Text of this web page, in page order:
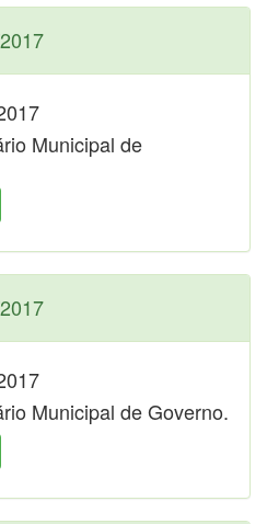
Municipal de
Municipal de Governo.